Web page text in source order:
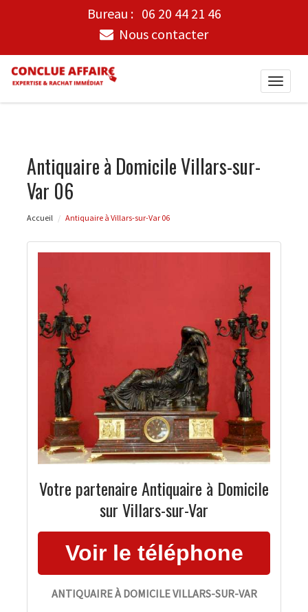
Bureau : 06 20 44 21 46
Nous contacter
Toggle
Antiquaire à Domicile Villars-sur-
Var 06
Accueil Antiquaire à Villars-sur-Var 06
Votre partenaire Antiquaire à Domicile
sur Villars-sur-Var
ANTIQUAIRE À DOMICILE VILLARS-SUR-VAR